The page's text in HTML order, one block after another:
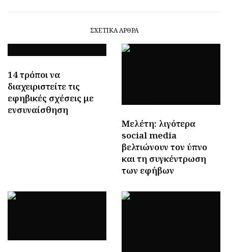
ΣΧΕΤΙΚΆ ΆΡΘΡΑ
14 τρόποι να
διαχειριστείτε τις
εφηβικές σχέσεις με
ενσυναίσθηση
Μελέτη: λιγότερα
social media
βελτιώνουν τον ύπνο
και τη συγκέντρωση
των εφήβων